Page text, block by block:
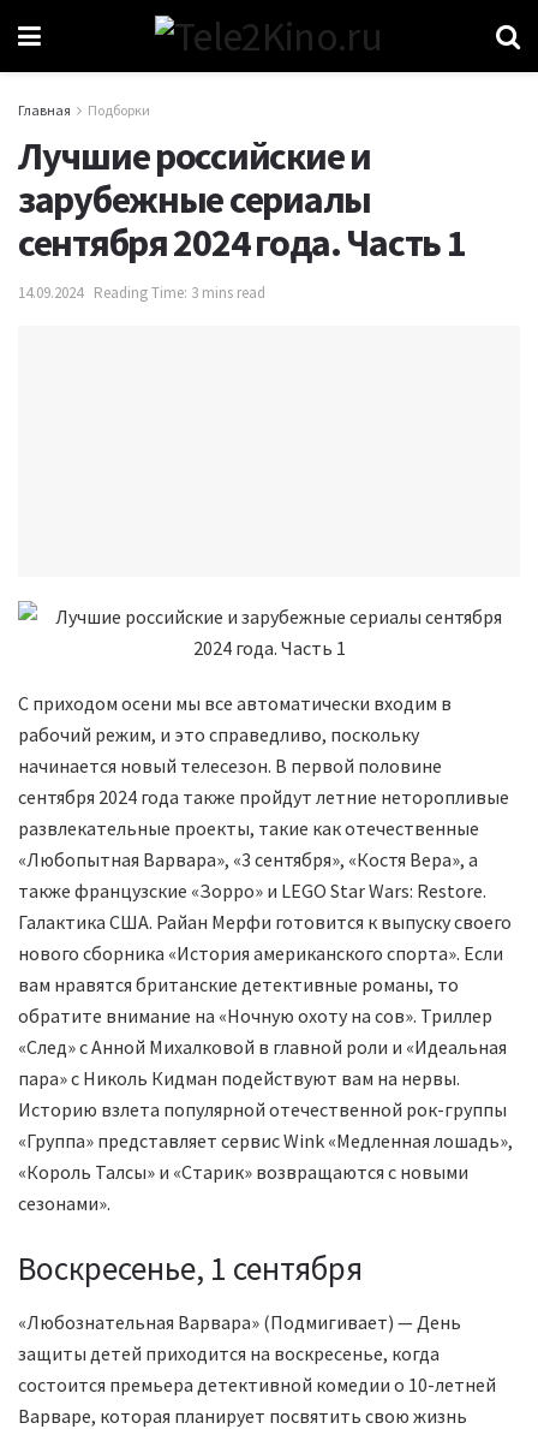
Главная Подборки
Лучшие российские и
зарубежные сериалы
сентября 2024 года. Часть 1
14.09.2024 Reading Time: 3 mins read
С приходом осени мы все автоматически входим в
рабочий режим, и это справедливо, поскольку
начинается новый телесезон. В первой половине
сентября 2024 года также пройдут летние неторопливые
развлекательные проекты, такие как отечественные
«Любопытная Варвара», «3 сентября», «Костя Вера», а
также французские «Зорро» и LEGO Star Wars: Restore.
Галактика США. Райан Мерфи готовится к выпуску своего
нового сборника «История американского спорта». Если
вам нравятся британские детективные романы, то
обратите внимание на «Ночную охоту на сов». Триллер
«След» с Анной Михалковой в главной роли и «Идеальная
пара» с Николь Кидман подействуют вам на нервы.
Историю взлета популярной отечественной рок-группы
«Группа» представляет сервис Wink «Медленная лошадь»,
«Король Талсы» и «Старик» возвращаются с новыми
сезонами».
Воскресенье, 1 сентября
«Любознательная Варвара» (Подмигивает) — День
защиты детей приходится на воскресенье, когда
состоится премьера детективной комедии о 10-летней
Варваре, которая планирует посвятить свою жизнь